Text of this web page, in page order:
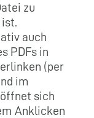
zu
auch
PDFs in
(per
im
sich
Anklicken